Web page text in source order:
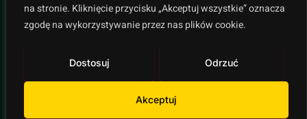
na stronie. Kliknięcie przycisku „Akceptuj wszystkie” oznacza
zgodę na wykorzystywanie przez nas plików cookie.
Dostosuj Odrzuć
Akceptuj
Polityka prywatności
Copyright © 2024 All rights reserved.